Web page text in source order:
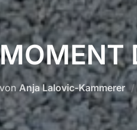
MOMENT
vonAnja Lalovic-Kammerer